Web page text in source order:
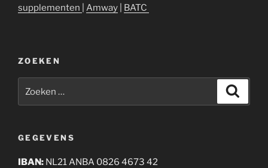
supplementen
Amway BATC
ZOEKEN
naar:
GEGEVENS
IBAN: NL21 ANBA 0826 4673 42